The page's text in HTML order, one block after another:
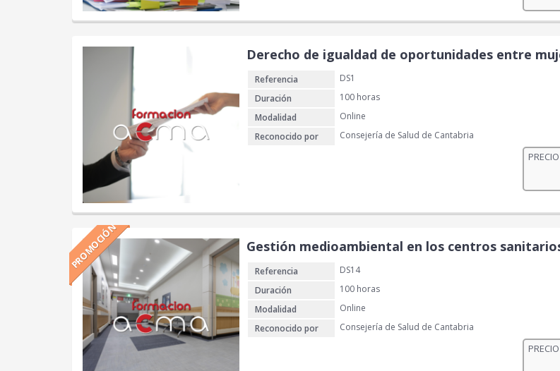
Derecho de igualdad de oportunidades entre
Referencia
DS1
Duración
100 horas
Modalidad
Online
Reconocido por
Consejería de Salud de Cantabria
PRECIO
PROMOCIÓN Gestión medioambiental en los centros
Referencia
DS14
Duración
100 horas
Modalidad
Online
Reconocido por
Consejería de Salud de Cantabria
PRECIO